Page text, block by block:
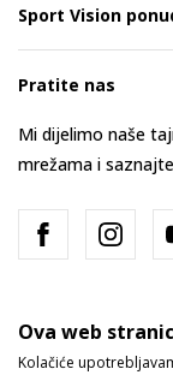
Sport Vision
Pratite nas
Mi dijelimo naše
mrežama i
Ova web
Kolačiće